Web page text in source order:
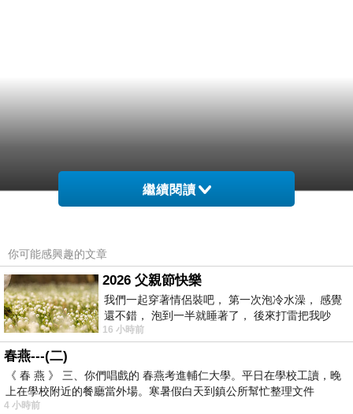
繼續閱讀
你可能感興趣的文章
2026 父親節快樂
我們一起穿著情侶裝吧， 第一次泡冷水澡， 感覺
還不錯， 泡到一半就睡著了， 後來打雷把我吵
醒， 手
16 小時前
春燕---(二)
《 春 燕 》 三、你們唱戲的 春燕考進輔仁大學。平日在學校工讀，晚
上在學校附近的餐廳當外場。寒暑假白天到鎮公所幫忙整理文件
4 小時前